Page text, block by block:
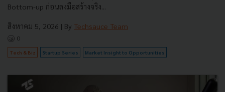
Bottom-up ก่อนลงมือสร้างจริง...
สิงหาคม 5, 2026 | By Techsauce Team
0
Tech & Biz Startup Series Market Insight to Opportunities